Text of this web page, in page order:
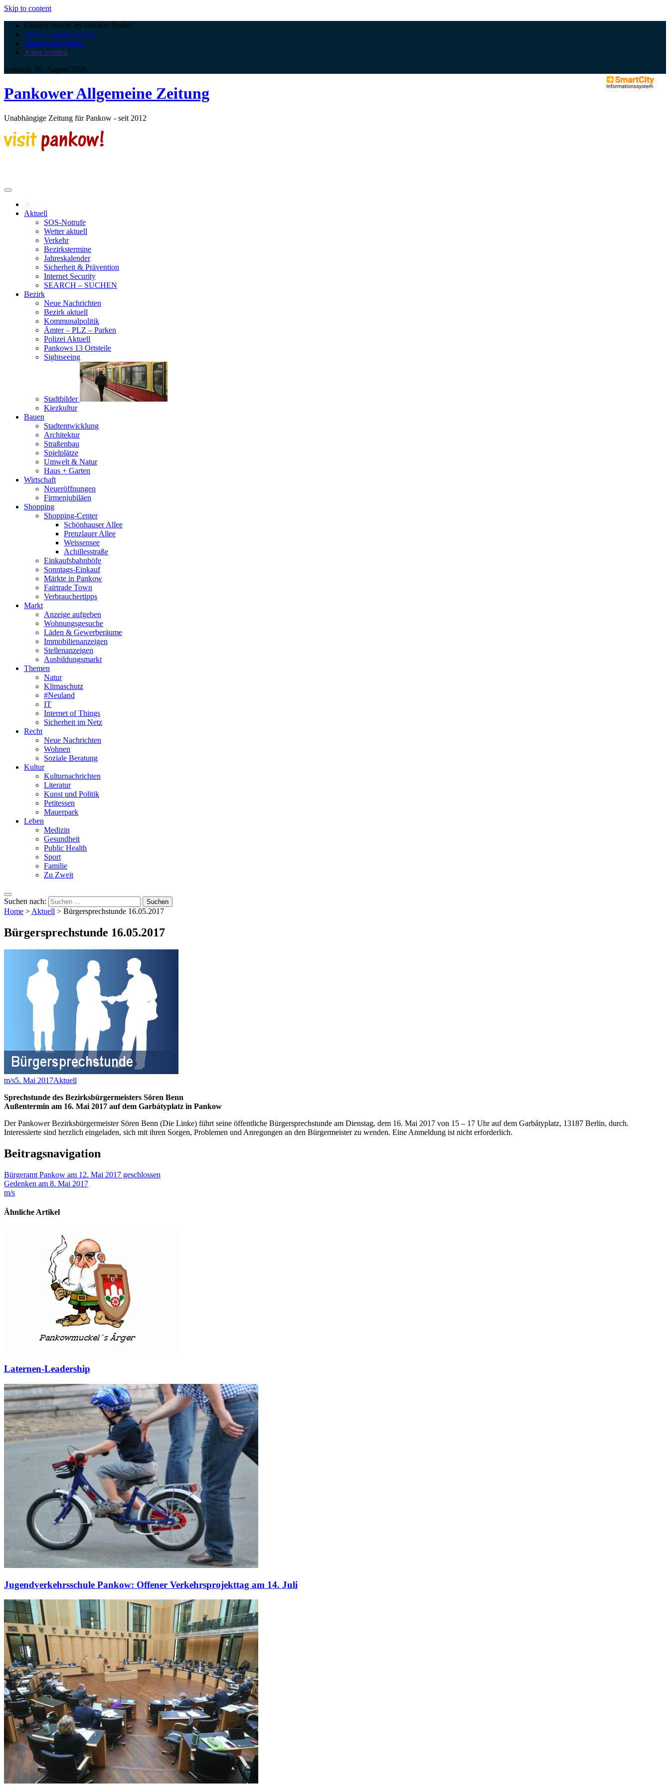
Skip to content
Einfach.SmartCity.Machen:Berlin! -
Artikel veröffentlichen |
Anzeige aufgeben |
Autor werden
Samstag, 08. August 2026
Pankower Allgemeine Zeitung
Unabhängige Zeitung für Pankow - seit 2012
Aktuell
SOS-Notrufe
Wetter aktuell
Verkehr
Bezirkstermine
Jahreskalender
Sicherheit & Prävention
Internet Security
SEARCH – SUCHEN
Bezirk
Neue Nachrichten
Bezirk aktuell
Kommunalpolitik
Ämter – PLZ – Parken
Polizei Aktuell
Pankows 13 Ortsteile
Sightseeing
Stadtbilder
Kiezkultur
Bauen
Stadtentwicklung
Architektur
Straßenbau
Spielplätze
Umwelt & Natur
Haus + Garten
Wirtschaft
Neueröffnungen
Firmenjubiläen
Shopping
Shopping-Center
Schönhauser Allee
Prenzlauer Allee
Weissensee
Achillesstraße
Einkaufsbahnhöfe
Sonntags-Einkauf
Märkte in Pankow
Fairtrade Town
Verbrauchertipps
Markt
Anzeige aufgeben
Wohnungsgesuche
Läden & Gewerberäume
Immobilienanzeigen
Stellenanzeigen
Ausbildungsmarkt
Themen
Natur
Klimaschutz
#Neuland
IT
Internet of Things
Sicherheit im Netz
Recht
Neue Nachrichten
Wohnen
Soziale Beratung
Kultur
Kulturnachrichten
Literatur
Kunst und Politik
Petitessen
Mauerpark
Leben
Medizin
Gesundheit
Public Health
Sport
Familie
Zu Zweit
Suchen nach:
Home >Aktuell > Bürgersprechstunde 16.05.2017
Bürgersprechstunde 16.05.2017
m/s5. Mai 2017Aktuell
Sprechstunde des Bezirksbürgermeisters Sören Benn
Außentermin am 16. Mai 2017 auf dem Garbátyplatz in Pankow
Der Pankower Bezirksbürgermeister Sören Benn (Die Linke) führt seine öffentliche Bürgersprechstunde am Dienstag, dem 16. Mai 2017 von 15 – 17 Uhr auf dem Garbátyplatz, 13187 Berlin, durch.
Interessierte sind herzlich eingeladen, sich mit ihren Sorgen, Problemen und Anregungen an den Bürgermeister zu wenden. Eine Anmeldung ist nicht erforderlich.
Beitragsnavigation
Bürgeramt Pankow am 12. Mai 2017 geschlossen
Gedenken am 8. Mai 2017
m/s
Ähnliche Artikel
Laternen-Leadership
Jugendverkehrsschule Pankow: Offener Verkehrsprojekttag am 14. Juli